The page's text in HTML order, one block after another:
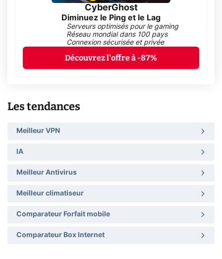
CyberGhost
Diminuez le Ping et le Lag
Serveurs optimisés pour le gaming
Réseau mondial dans 100 pays
Connexion sécurisée et privée
Découvrez l'offre à -87%
Les tendances
Meilleur VPN
IA
Meilleur Antivirus
Meilleur climatiseur
Comparateur Forfait mobile
Comparateur Box Internet